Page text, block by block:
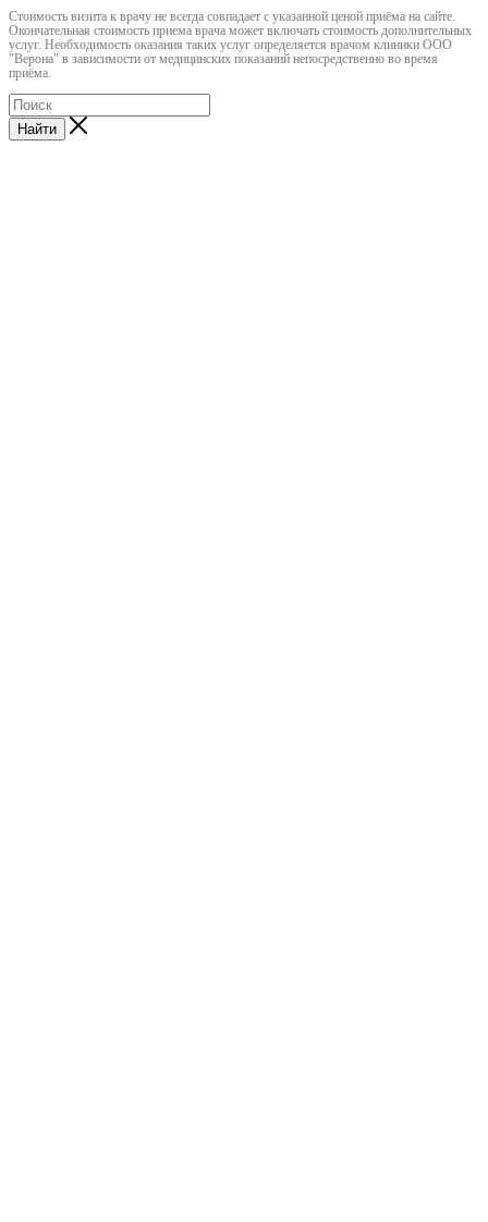
Cтоимость визита к врачу не всегда совпадает с указанной ценой приёма на сайте.
Окончательная стоимость приема врача может включать стоимость дополнительных
услуг. Необходимость оказания таких услуг определяется врачом клиники ООО
"Верона" в зависимости от медицинских показаний непосредственно во время
приёма.
Найти